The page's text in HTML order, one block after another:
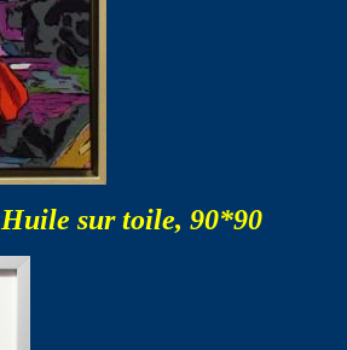
sur toile, 90*90